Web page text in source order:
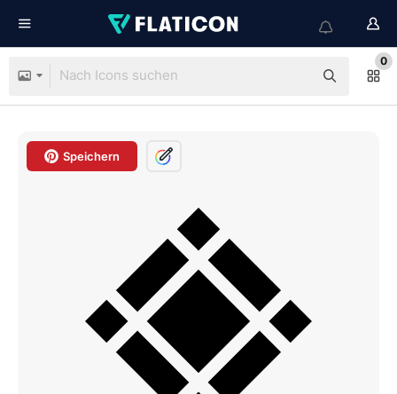
0
Speichern